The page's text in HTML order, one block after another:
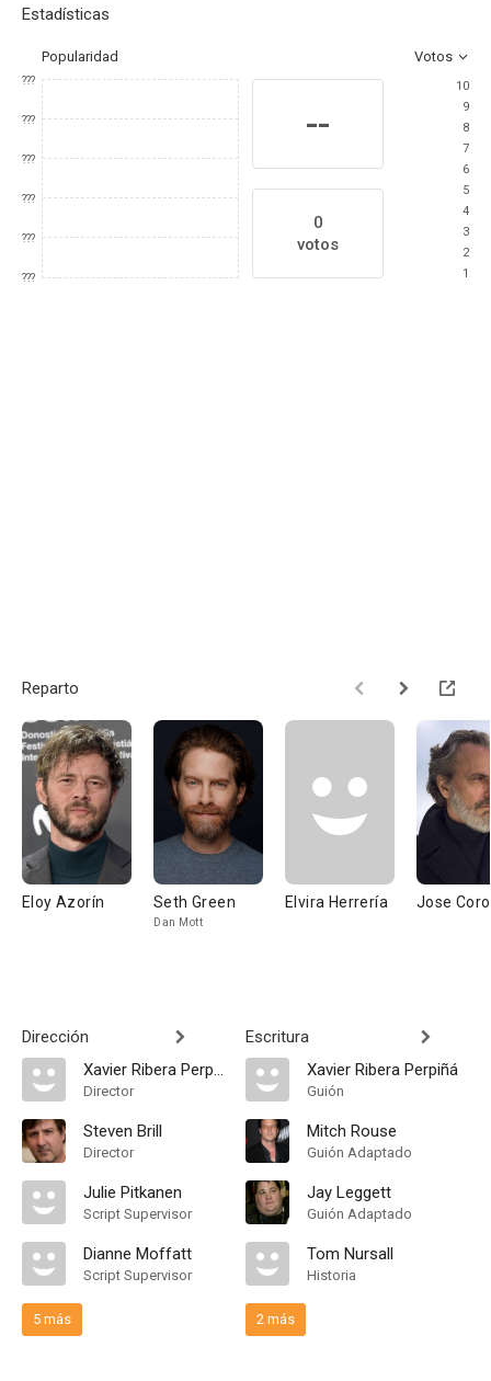
Estadísticas
Popularidad Votos
???
???
???
???
???
???
--
0
votos
10
9
8
7
6
5
4
3
2
1
Reparto
Eloy Azorín Seth Green
Dan Mott
Elvira Herrería Jose
Dirección
Xavier Ribera Perpiñá
Director
Steven Brill
Director
Julie Pitkanen
Script Supervisor
Dianne Moffatt
Script Supervisor
5 más
Escritura
Xavier Ribera Perpiñá
Guión
Mitch Rouse
Guión Adaptado
Jay Leggett
Guión Adaptado
Tom Nursall
Historia
2 más